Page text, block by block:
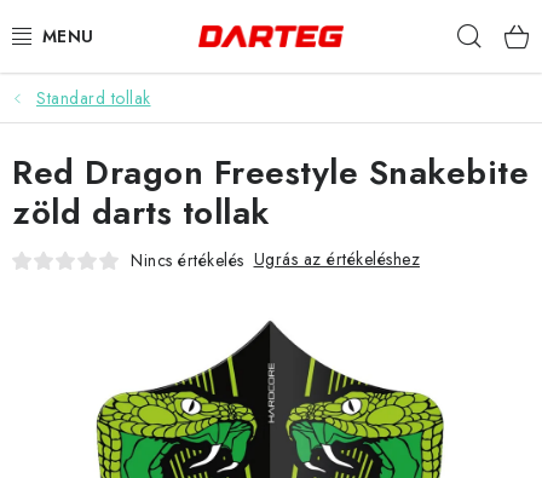
tartalomhoz
DARTS
DARTS TÁBLÁK
TARTOZÉKOK A TÁBLÁKHOZ
Standard tollak
Red Dragon Freestyle Snakebite
zöld darts tollak
Nincs értékelés Ugrás az értékeléshez